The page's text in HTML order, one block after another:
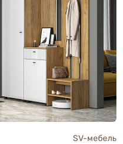
SV-мебель